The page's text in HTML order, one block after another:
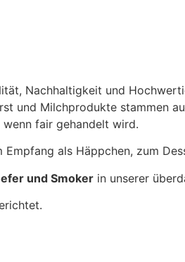
Nachhaltigkeit und
und Milchprodukte stammen
fair gehandelt wird.
als Häppchen, zum
und Smoker in unserer